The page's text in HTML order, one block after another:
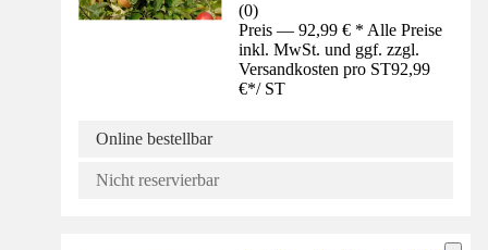
(0)
Preis — 92,99 € * Alle Preise
inkl. MwSt. und ggf. zzgl.
Versandkosten pro ST92,99
€*/ ST
Online bestellbar
Nicht reservierbar